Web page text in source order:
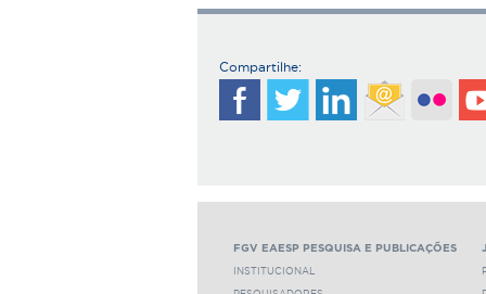
Compartilhe:
FGV EAESP PESQUISA E PUBLICAÇÕES
INSTITUCIONAL